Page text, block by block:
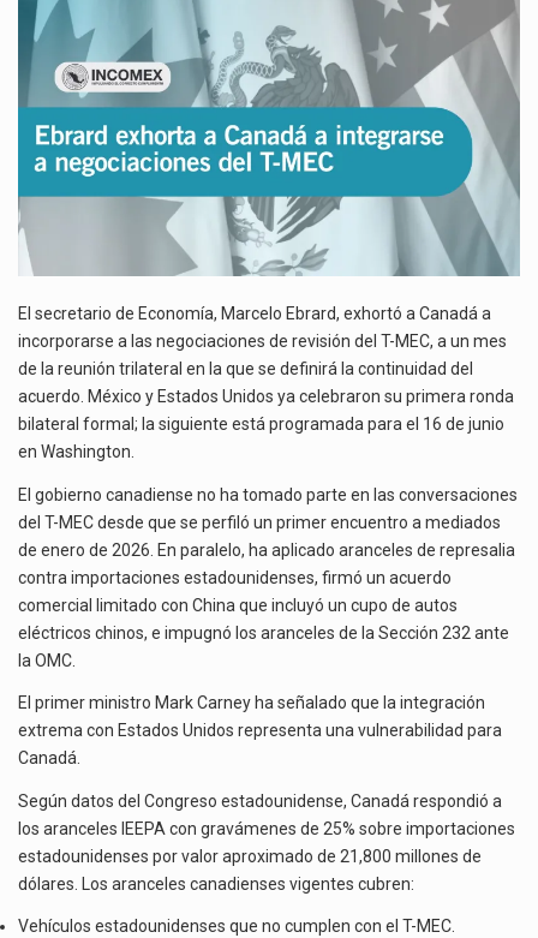
Las métricas tradicionales de los parques industriales —absorción, ocupación y metros cuadrados desarrollados— resultan insuficientes…
El superávit comercial de México con Estados Unidos alcanzó 102,581 millones de dólares (mdd) en…
El Tribunal Federal de Justicia Administrativa (TFJA), a través de su Segunda Sala Regional en…
A
NEGOCIACIONES
DEL
T-
MEC
El secretario de Economía, Marcelo Ebrard, exhortó a Canadá a
incorporarse a las negociaciones de revisión del T-MEC, a un mes
de la reunión trilateral en la que se definirá la continuidad del
acuerdo. México y Estados Unidos ya celebraron su primera ronda
bilateral formal; la siguiente está programada para el 16 de junio
en Washington.
El gobierno canadiense no ha tomado parte en las conversaciones
del T-MEC desde que se perfiló un primer encuentro a mediados
de enero de 2026. En paralelo, ha aplicado aranceles de represalia
contra importaciones estadounidenses, firmó un acuerdo
comercial limitado con China que incluyó un cupo de autos
eléctricos chinos, e impugnó los aranceles de la Sección 232 ante
la OMC.
El primer ministro Mark Carney ha señalado que la integración
extrema con Estados Unidos representa una vulnerabilidad para
Canadá.
Según datos del Congreso estadounidense, Canadá respondió a
los aranceles IEEPA con gravámenes de 25% sobre importaciones
estadounidenses por valor aproximado de 21,800 millones de
dólares. Los aranceles canadienses vigentes cubren:
Vehículos estadounidenses que no cumplen con el T-MEC.